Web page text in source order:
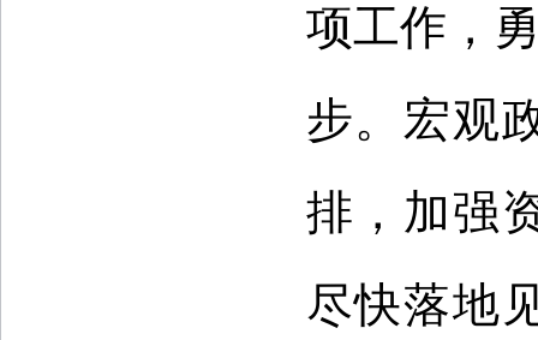
项工作，
步。宏观
排，加强
尽快落地